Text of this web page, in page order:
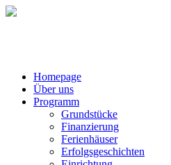
Homepage
Über uns
Programm
Grundstücke
Finanzierung
Ferienhäuser
Erfolgsgeschichten